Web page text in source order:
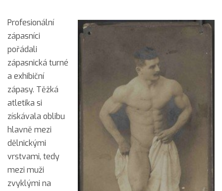
Profesionální
zápasníci
pořádali
zápasnická turné
a exhibiční
zápasy. Těžká
atletika si
získávala oblibu
hlavně mezi
dělnickými
vrstvami, tedy
mezi muži
zvyklými na